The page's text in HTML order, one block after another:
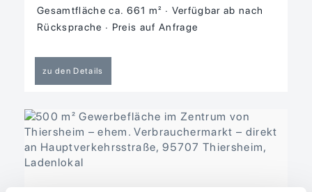
Gesamtfläche ca. 661 m²
Verfügbar ab nach
Rücksprache
Preis auf Anfrage
zu den Details